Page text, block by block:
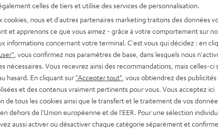
REALREALREALREAL
celles de tiers et utilise des services de personnalisation.
cookies, nous et d'autres partenaires marketing traitons des données
et apprenons ce que vous aimez - grâce à votre comportement sur
informations concernant votre terminal. C'est vous qui décidez : en
, vous confirmez nos paramètres de base, dans lesquels nous
nécessaires. Vous recevrez ainsi des recommandations, mais celles-ci
hasard. En cliquant sur "Accepter tout" , vous obtiendrez des publicités
et des contenus vraiment pertinents pour vous. Vous acceptez ici
de tous les cookies ainsi que le transfert et le traitement de vos
dehors de l'Union européenne et de l'EER. Pour une sélection
aussi activer ou désactiver chaque catégorie séparément et